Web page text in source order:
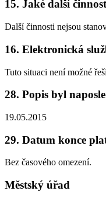
15. Jaké další
Další činnosti nejsou
16. Elektronická
Tuto situaci není možné
28. Popis byl
19.05.2015
29. Datum konce
Bez časového omezení.
Městský úřad